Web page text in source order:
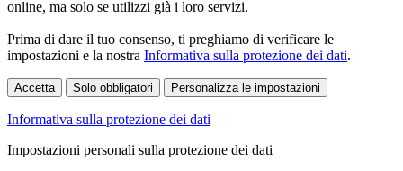
online, ma solo se utilizzi già i loro servizi.
Prima di dare il tuo consenso, ti preghiamo di verificare le
impostazioni e la nostra Informativa sulla protezione dei dati.
Accetta Solo obbligatori Personalizza le impostazioni
Informativa sulla protezione dei dati
Impostazioni personali sulla protezione dei dati